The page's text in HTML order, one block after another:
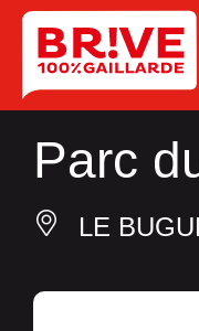
Panneau de gestion
Parc
LE